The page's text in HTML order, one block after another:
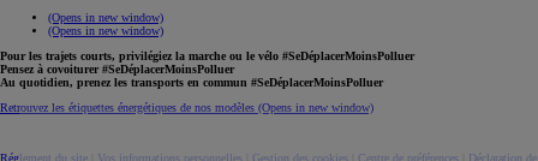
(Opens in new window)
(Opens in new window)
Pour les trajets courts, privilégiez la marche ou le vélo #SeDéplacerMoinsPolluer
Pensez à covoiturer #SeDéplacerMoinsPolluer
Au quotidien, prenez les transports en commun #SeDéplacerMoinsPolluer
Retrouvez les étiquettes énergétiques de nos modèles (Opens in new window)
Réglement du site Vos informations personnelles Gestion des cookies Centre de préférences Déclaration de